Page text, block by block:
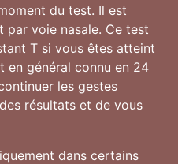
du test. Il est
par voie nasale. Ce test
T si vous êtes atteint
en général connu en 24
les gestes
résultats et de vous
dans certains